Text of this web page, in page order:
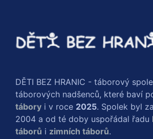
DĚTI BEZ HRANIC - táborový
táborových nadšenců, které baví
tábory i v roce 2025. Spolek byl
2004 a od té doby uspořádal řadu
táborů i zimních táborů.